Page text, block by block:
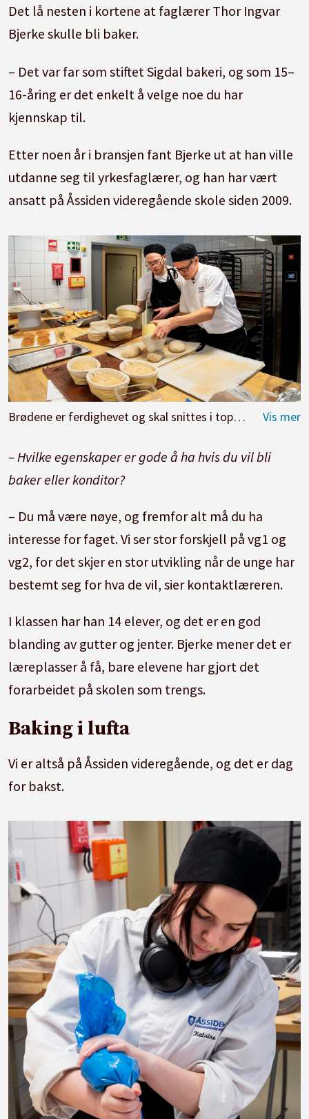
Det lå nesten i kortene at faglærer Thor Ingvar
Bjerke skulle bli baker.
– Det var far som stiftet Sigdal bakeri, og som 15–
16-åring er det enkelt å velge noe du har
kjennskap til.
Etter noen år i bransjen fant Bjerke ut at han ville
utdanne seg til yrkesfaglærer, og han har vært
ansatt på Åssiden videregående skole siden 2009.
Brødene er ferdighevet og skal snittes i toppen før de fortsetter inn i ovnen. Eleven William Ulvestad Krogsund og kontaktlærer Thor Ingvar Bjerke samarbeider.
– Hvilke egenskaper er gode å ha hvis du vil bli
baker eller konditor?
– Du må være nøye, og fremfor alt må du ha
interesse for faget. Vi ser stor forskjell på vg1 og
vg2, for det skjer en stor utvikling når de unge har
bestemt seg for hva de vil, sier kontaktlæreren.
I klassen har han 14 elever, og det er en god
blanding av gutter og jenter. Bjerke mener det er
læreplasser å få, bare elevene har gjort det
forarbeidet på skolen som trengs.
Baking i lufta
Vi er altså på Åssiden videregående, og det er dag
for bakst.